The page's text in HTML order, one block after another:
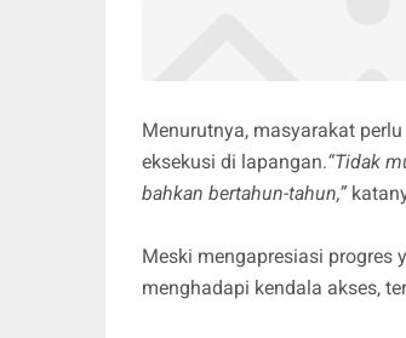
Menurutnya, masyarakat
eksekusi di lapangan.“Tidak
bahkan bertahun-tahun,”
Meski mengapresiasi progres
menghadapi kendala akses,